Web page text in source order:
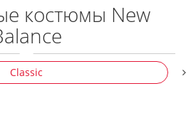
костюмы New
Classic